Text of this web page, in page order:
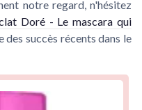
notre regard, n'hésitez
Doré - Le mascara qui
des succès récents dans le